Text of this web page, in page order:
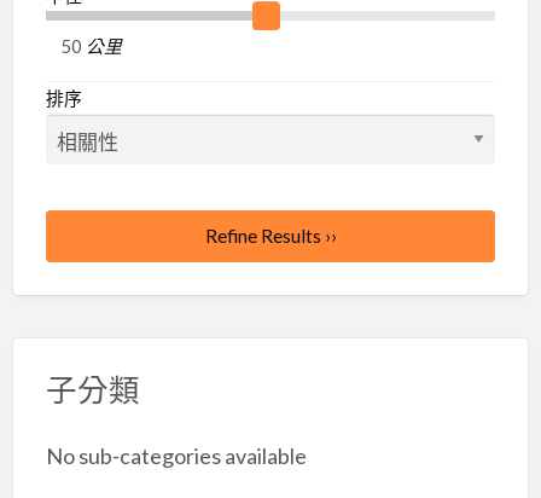
公里
排序
Refine Results ››
子分類
No sub-categories available